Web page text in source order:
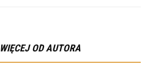
WIĘCEJ OD AUTORA